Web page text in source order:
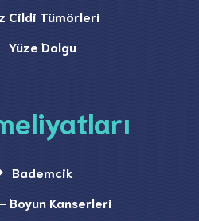
Cildi Tümörleri
Yüze Dolgu
Bademcik
Boyun Kanserleri